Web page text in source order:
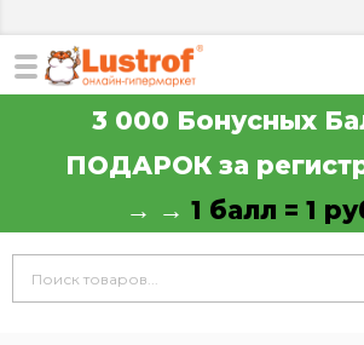
3 000 Бонусных
ПОДАРОК за
→ → 1 балл = 1